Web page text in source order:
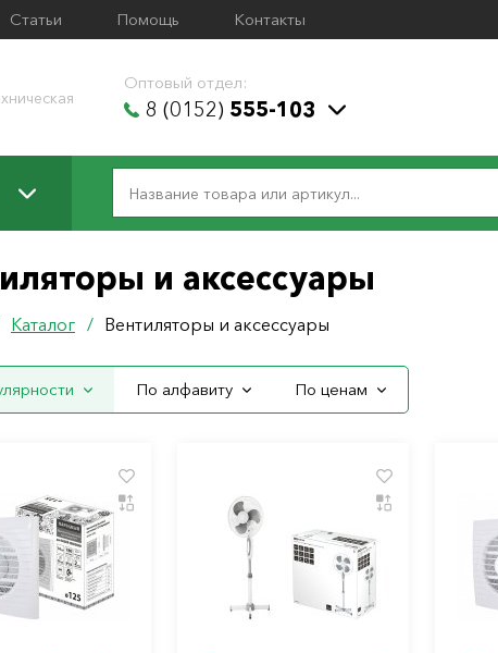
Статьи Помощь Контакты
Оптовый отдел:
8 (0152) 555-103
и аксессуары
Каталог / Вентиляторы и аксессуары
По алфавиту По ценам